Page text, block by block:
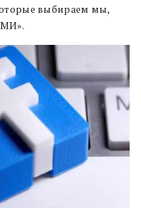
выбираем мы,